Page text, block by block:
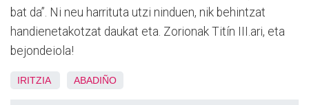
bat da”. Ni neu harrituta utzi ninduen, nik behintzat
handienetakotzat daukat eta. Zorionak Titín III.ari, eta
bejondeiola!
IRITZIA ABADIÑO